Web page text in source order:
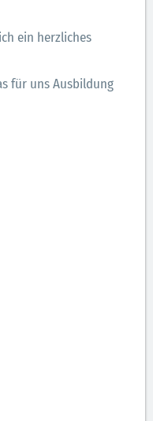
ein herzliches
für uns Ausbildung